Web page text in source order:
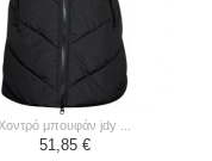
χοντρό μπουφάν jdy ...
51,85 €